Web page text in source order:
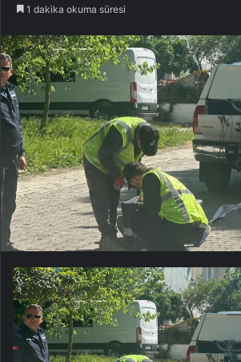
1 dakika okuma süresi